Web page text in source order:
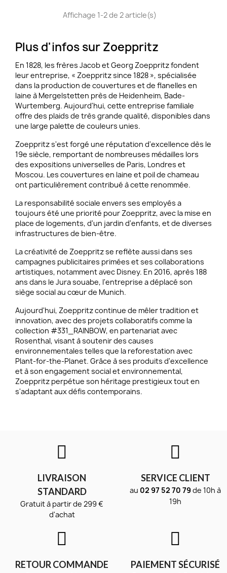
Affichage 1-2 de 2 article(s)
Plus d'infos sur Zoeppritz
En 1828, les frères Jacob et Georg Zoeppritz fondent
leur entreprise, « Zoeppritz since 1828 », spécialisée
dans la production de couvertures et de flanelles en
laine à Mergelstetten près de Heidenheim, Bade-
Wurtemberg. Aujourd'hui, cette entreprise familiale
offre des plaids de très grande qualité, disponibles dans
une large palette de couleurs unies.
Zoeppritz s'est forgé une réputation d'excellence dès le
19e siècle, remportant de nombreuses médailles lors
des expositions universelles de Paris, Londres et
Moscou. Les couvertures en laine et poil de chameau
ont particulièrement contribué à cette renommée.
La responsabilité sociale envers ses employés a
toujours été une priorité pour Zoeppritz, avec la mise en
place de logements, d'un jardin d'enfants, et de diverses
infrastructures de bien-être.
La créativité de Zoeppritz se reflète aussi dans ses
campagnes publicitaires primées et ses collaborations
artistiques, notamment avec Disney. En 2016, après 188
ans dans le Jura souabe, l'entreprise a déplacé son
siège social au cœur de Munich.
Aujourd'hui, Zoeppritz continue de mêler tradition et
innovation, avec des projets collaboratifs comme la
collection #331_RAINBOW, en partenariat avec
Rosenthal, visant à soutenir des causes
environnementales telles que la reforestation avec
Plant-for-the-Planet. Grâce à ses produits d'excellence
et à son engagement social et environnemental,
Zoeppritz perpétue son héritage prestigieux tout en
s'adaptant aux défis contemporains.
LIVRAISON
STANDARD
Gratuit à partir de 299 €
d'achat
SERVICE CLIENT
au 02 97 52 70 79 de 10h à
19h
RETOUR COMMANDE PAIEMENT SÉCURISÉ